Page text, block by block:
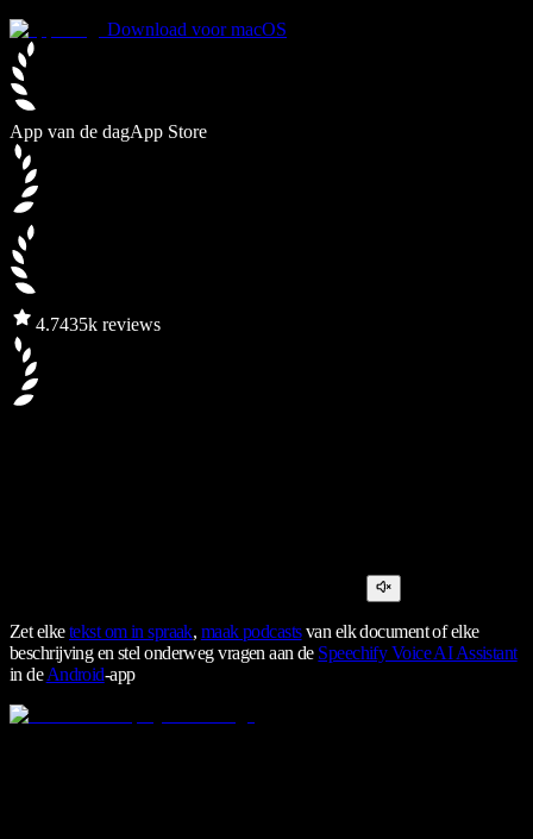
Download voor macOS
App van de dagApp Store
4.7435k reviews
Zet elketekst om in spraak, maak podcastsvan elk document of elke
beschrijving en stel onderweg vragen aan de Speechify Voice AI Assistant
in deAndroid-app